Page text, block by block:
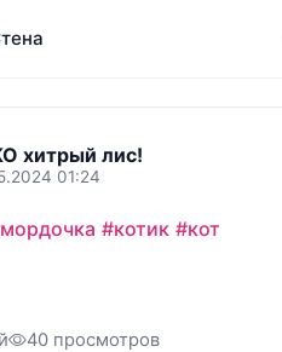
хитрый лис!
01:24
#котик #кот
40 просмотров